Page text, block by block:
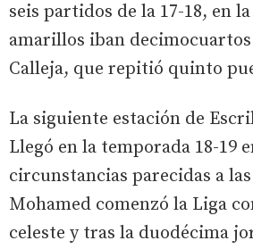
seis partidos de la 17-18, en
amarillos iban
Calleja, que repitió quinto
La siguiente estación de
Llegó en la temporada 18-19
circunstancias parecidas a
Mohamed comenzó la Liga
celeste y tras la duodécima